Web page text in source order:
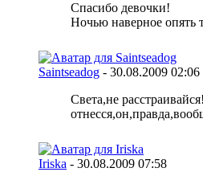
Спасибо девочки!
Ночью наверное опять
Saintseadog - 30.08.2009 02:06
Света,не
Iriska - 30.08.2009 07:58